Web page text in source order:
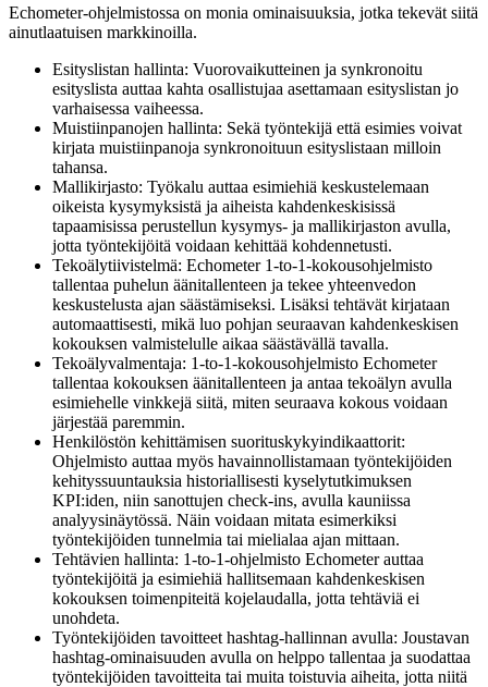
Echometer-ohjelmistossa on monia ominaisuuksia, jotka tekevät siitä
ainutlaatuisen markkinoilla.
Esityslistan hallinta: Vuorovaikutteinen ja synkronoitu
esityslista auttaa kahta osallistujaa asettamaan esityslistan jo
varhaisessa vaiheessa.
Muistiinpanojen hallinta: Sekä työntekijä että esimies voivat
kirjata muistiinpanoja synkronoituun esityslistaan milloin
tahansa.
Mallikirjasto: Työkalu auttaa esimiehiä keskustelemaan
oikeista kysymyksistä ja aiheista kahdenkeskisissä
tapaamisissa perustellun kysymys- ja mallikirjaston avulla,
jotta työntekijöitä voidaan kehittää kohdennetusti.
Tekoälytiivistelmä: Echometer 1-to-1-kokousohjelmisto
tallentaa puhelun äänitallenteen ja tekee yhteenvedon
keskustelusta ajan säästämiseksi. Lisäksi tehtävät kirjataan
automaattisesti, mikä luo pohjan seuraavan kahdenkeskisen
kokouksen valmistelulle aikaa säästävällä tavalla.
Tekoälyvalmentaja: 1-to-1-kokousohjelmisto Echometer
tallentaa kokouksen äänitallenteen ja antaa tekoälyn avulla
esimiehelle vinkkejä siitä, miten seuraava kokous voidaan
järjestää paremmin.
Henkilöstön kehittämisen suorituskykyindikaattorit:
Ohjelmisto auttaa myös havainnollistamaan työntekijöiden
kehityssuuntauksia historiallisesti kyselytutkimuksen
KPI:iden, niin sanottujen check-ins, avulla kauniissa
analyysinäytössä. Näin voidaan mitata esimerkiksi
työntekijöiden tunnelmia tai mielialaa ajan mittaan.
Tehtävien hallinta: 1-to-1-ohjelmisto Echometer auttaa
työntekijöitä ja esimiehiä hallitsemaan kahdenkeskisen
kokouksen toimenpiteitä kojelaudalla, jotta tehtäviä ei
unohdeta.
Työntekijöiden tavoitteet hashtag-hallinnan avulla: Joustavan
hashtag-ominaisuuden avulla on helppo tallentaa ja suodattaa
työntekijöiden tavoitteita tai muita toistuvia aiheita, jotta niitä